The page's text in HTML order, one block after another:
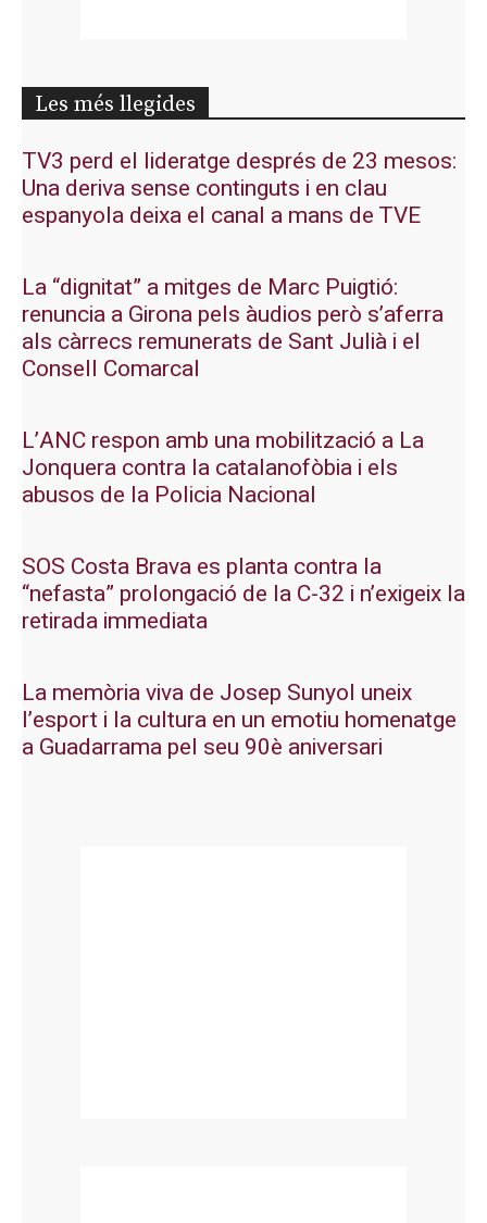
Les més llegides
TV3 perd el lideratge després de 23 mesos:
Una deriva sense continguts i en clau
espanyola deixa el canal a mans de TVE
La “dignitat” a mitges de Marc Puigtió:
renuncia a Girona pels àudios però s’aferra
als càrrecs remunerats de Sant Julià i el
Consell Comarcal
L’ANC respon amb una mobilització a La
Jonquera contra la catalanofòbia i els
abusos de la Policia Nacional
SOS Costa Brava es planta contra la
“nefasta” prolongació de la C-32 i n’exigeix la
retirada immediata
La memòria viva de Josep Sunyol uneix
l’esport i la cultura en un emotiu homenatge
a Guadarrama pel seu 90è aniversari